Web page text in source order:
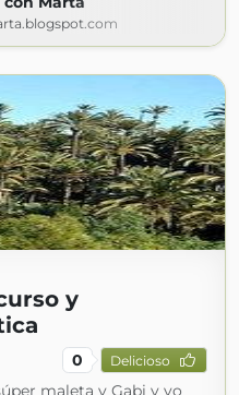
y
0 Delicioso
maleta y Gabi y yo